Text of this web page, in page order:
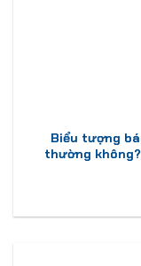
Biểu tượng
thường